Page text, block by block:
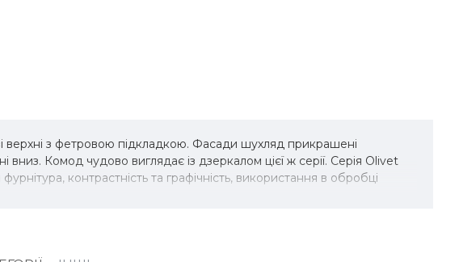
верхні з фетровою підкладкою. Фасади шухляд прикрашені
Комод чудово виглядає із дзеркалом цієї ж серії. Серія Olivet
контрастність та графічність, використання в обробці